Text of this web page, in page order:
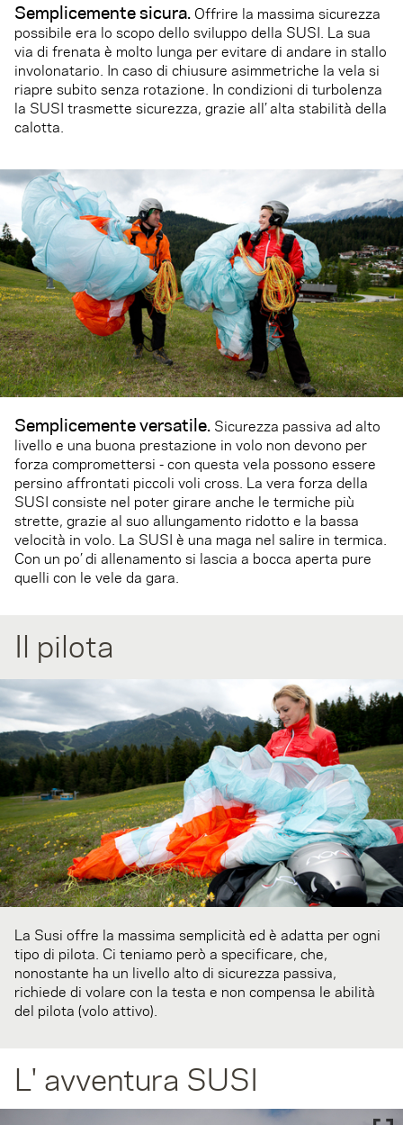
Semplicemente sicura. Offrire la massima sicurezza
possibile era lo scopo dello sviluppo della SUSI. La sua
via di frenata è molto lunga per evitare di andare in stallo
involonatario. In caso di chiusure asimmetriche la vela si
riapre subito senza rotazione. In condizioni di turbolenza
la SUSI trasmette sicurezza, grazie all’ alta stabilità della
calotta.
Semplicemente versatile. Sicurezza passiva ad alto
livello e una buona prestazione in volo non devono per
forza compromettersi - con questa vela possono essere
persino affrontati piccoli voli cross. La vera forza della
SUSI consiste nel poter girare anche le termiche più
strette, grazie al suo allungamento ridotto e la bassa
velocità in volo. La SUSI è una maga nel salire in termica.
Con un po’ di allenamento si lascia a bocca aperta pure
quelli con le vele da gara.
Il pilota
La Susi offre la massima semplicità ed è adatta per ogni
tipo di pilota. Ci teniamo però a specificare, che,
nonostante ha un livello alto di sicurezza passiva,
richiede di volare con la testa e non compensa le abilità
del pilota (volo attivo).
L' avventura SUSI